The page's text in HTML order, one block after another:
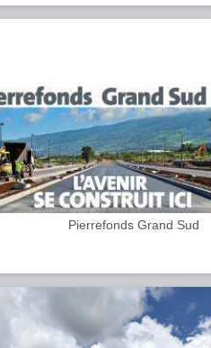
Pierrefonds Grand Sud